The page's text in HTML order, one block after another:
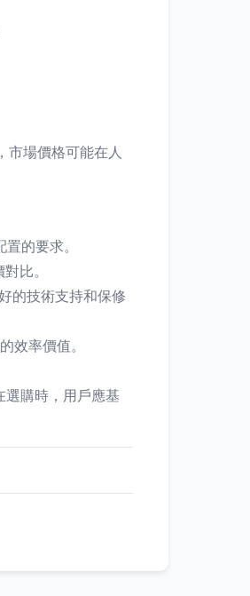
場價格可能在人
求。
。
的技術支持和保修
效率價值。
購時，用戶應基